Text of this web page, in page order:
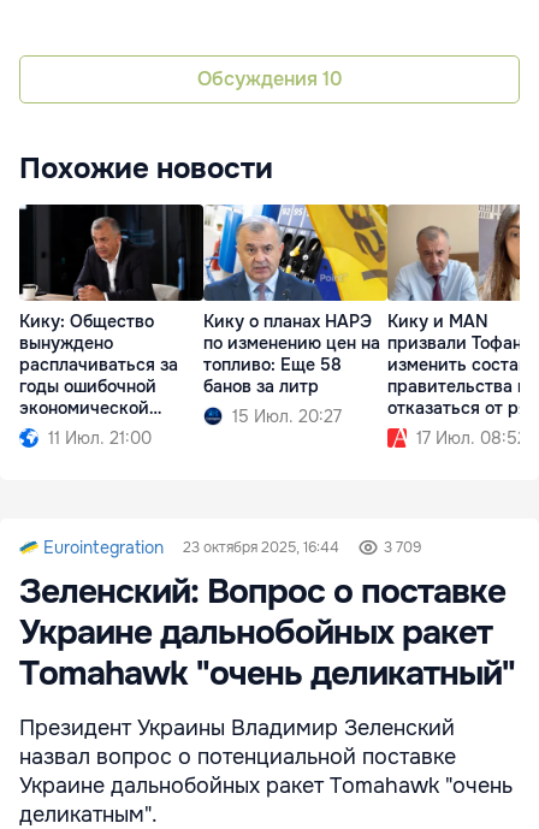
Обсуждения 10
Похожие новости
Кику: Общество
вынуждено
расплачиваться за
годы ошибочной
экономической
политики
11 Июл. 21:00
Кику о планах НАРЭ
по изменению цен на
топливо: Еще 58
банов за литр
15 Июл. 20:27
Кику и MAN
призвали Тофана
изменить состав
правительства и
отказаться от
реформ17 Июл. 08:52
Eurointegration 23 октября 2025, 16:44 3 709
Зеленский: Вопрос о поставке
Украине дальнобойных ракет
Tomahawk "очень деликатный"
Президент Украины Владимир Зеленский
назвал вопрос о потенциальной поставке
Украине дальнобойных ракет Tomahawk "очень
деликатным".